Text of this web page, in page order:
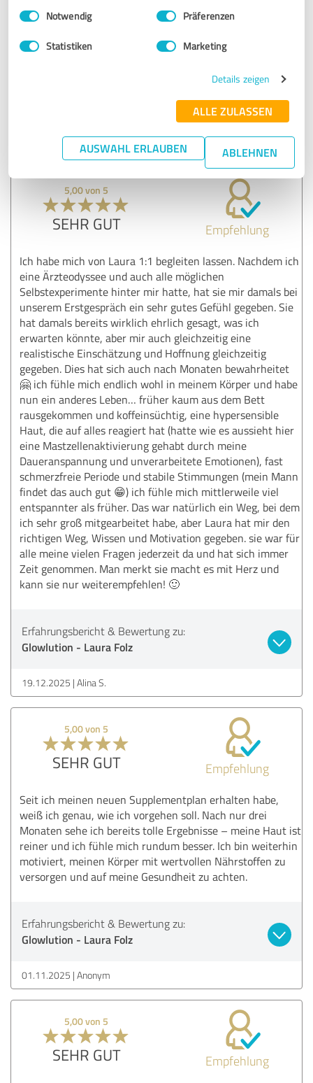
Impressum Datenschutzbestimmungen
Einwilligungsauswahl
Notwendig Präferenzen
Statistiken Marketing
Details zeigen
ALLE ZULASSEN
AUSWAHL ERLAUBEN ABLEHNEN
Wichtig ist hier auch, dass wirklich jeder einzelne Punkt
bringen.
21.12.2025 V.
5,00 von 5
SEHR GUT Empfehlung
Ich habe mich von Laura 1:1 begleiten lassen. Nachdem ich
eine Ärzteodyssee und auch alle möglichen
Selbstexperimente hinter mir hatte, hat sie mir damals bei
unserem Erstgespräch ein sehr gutes Gefühl gegeben. Sie
hat damals bereits wirklich ehrlich gesagt, was ich
erwarten könnte, aber mir auch gleichzeitig eine
realistische Einschätzung und Hoffnung gleichzeitig
gegeben. Dies hat sich auch nach Monaten bewahrheitet
🤗 ich fühle mich endlich wohl in meinem Körper und habe
nun ein anderes Leben… früher kaum aus dem Bett
rausgekommen und koffeinsüchtig, eine hypersensible
Haut, die auf alles reagiert hat (hatte wie es aussieht hier
eine Mastzellenaktivierung gehabt durch meine
Daueranspannung und unverarbeitete Emotionen), fast
schmerzfreie Periode und stabile Stimmungen (mein Mann
findet das auch gut 😁) ich fühle mich mittlerweile viel
entspannter als früher. Das war natürlich ein Weg, bei dem
ich sehr groß mitgearbeitet habe, aber Laura hat mir den
richtigen Weg, Wissen und Motivation gegeben. sie war für
alle meine vielen Fragen jederzeit da und hat sich immer
Zeit genommen. Man merkt sie macht es mit Herz und
kann sie nur weiterempfehlen! 🙂
Erfahrungsbericht & Bewertung zu:
Glowlution - Laura Folz
19.12.2025 Alina S.
5,00 von 5
SEHR GUT Empfehlung
Seit ich meinen neuen Supplementplan erhalten habe,
weiß ich genau, wie ich vorgehen soll. Nach nur drei
Monaten sehe ich bereits tolle Ergebnisse – meine Haut ist
reiner und ich fühle mich rundum besser. Ich bin weiterhin
motiviert, meinen Körper mit wertvollen Nährstoffen zu
versorgen und auf meine Gesundheit zu achten.
Erfahrungsbericht & Bewertung zu:
Glowlution - Laura Folz
01.11.2025 Anonym
5,00 von 5
SEHR GUT Empfehlung